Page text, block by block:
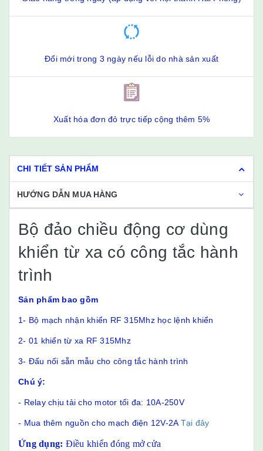
Đổi mới trong 3 ngày nếu lỗi do nhà sản xuất
Xuất hóa đơn đỏ trực tiếp cộng thêm 5%
CHI TIẾT SẢN PHẨM
HƯỚNG DẪN MUA HÀNG
Bộ đảo chiều động cơ dùng
khiển từ xa có công tắc hành
trình
Sản phẩm bao gồm
1- Bộ mạch nhận khiển RF 315Mhz học lệnh khiển
2- 01 khiển từ xa RF 315Mhz
3- Đấu nối sẵn mẫu cho công tắc hành trình
Chú ý:
- Relay chịu tải cho motor tối đa: 10A-250V
- Mua thêm nguồn cho mạch điện 12V-2A Tại đây
Ứng dụng: Điều khiển đóng mở cửa